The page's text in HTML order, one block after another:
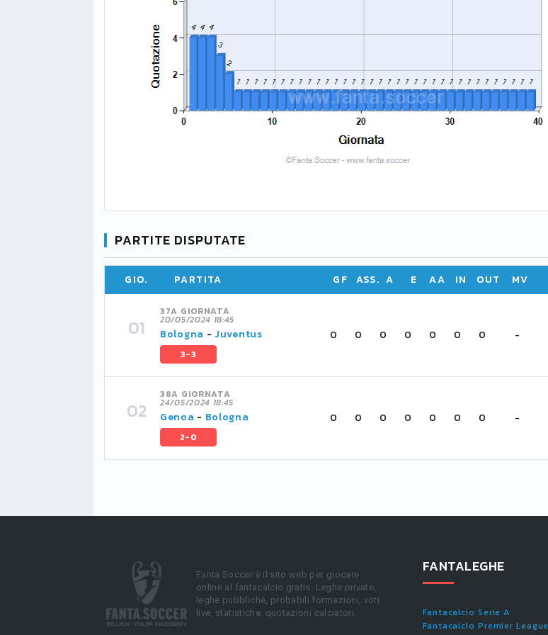
PARTITE DISPUTATE
GIO. PARTITA GF ASS. A E AA IN OUT MV
37A GIORNATA
20/05/2024 18:45
Bologna - Juventus
3-3
0 0 0 0 0 0 0 -
38A GIORNATA
24/05/2024 18:45
Genoa - Bologna
2-0
0 0 0 0 0 0 0 -
Fanta.Soccer è il sito web per giocare
online al fantacalcio gratis. Leghe private,
leghe pubbliche, probabili formazioni, voti
live, statistiche, quotazioni calciatori.
FANTALEGHE
Fantacalcio Serie A
Fantacalcio Premier League